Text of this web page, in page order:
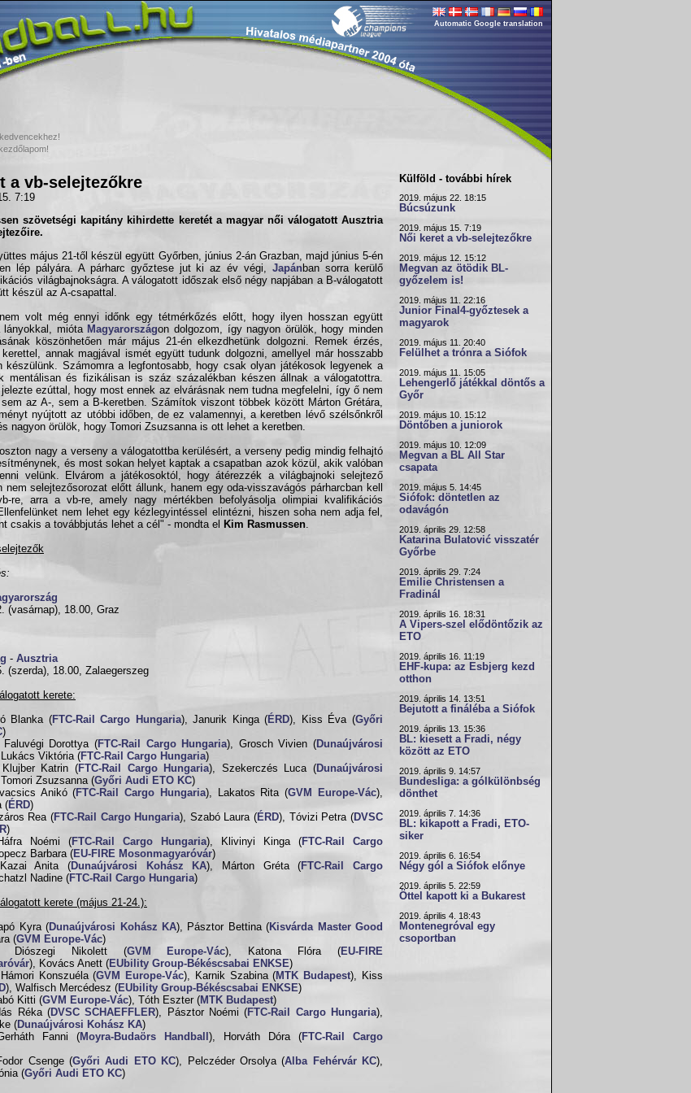
Automatic Google translation
a vb-selejtezőkre
7:19
szövetségi kapitány kihirdette keretét a magyar női válogatott Ausztria
május 21-től készül együtt Győrben, június 2-án Grazban, majd június 5-én
lép pályára. A párharc győztese jut ki az év végi,Japánban sorra kerülő
világbajnokságra. A válogatott időszak első négy napjában a B-válogatott
készül az A-csapattal.
volt még ennyi időnk egy tétmérkőzés előtt, hogy ilyen hosszan együtt
lányokkal, mióta Magyarországon dolgozom, így nagyon örülök, hogy minden
köszönhetően már május 21-én elkezdhetünk dolgozni. Remek érzés,
annak magjával ismét együtt tudunk dolgozni, amellyel már hosszabb
készülünk. Számomra a legfontosabb, hogy csak olyan játékosok legyenek a
mentálisan és fizikálisan is száz százalékban készen állnak a válogatottra.
jelezte ezúttal, hogy most ennek az elvárásnak nem tudna megfelelni, így ő nem
az A-, sem a B-keretben. Számítok viszont többek között Márton Grétára,
nyújtott az utóbbi időben, de ez valamennyi, a keretben lévő szélsőnkről
nagyon örülök, hogy Tomori Zsuzsanna is ott lehet a keretben.
nagy a verseny a válogatottba kerülésért, a verseny pedig mindig felhajtó
és most sokan helyet kaptak a csapatban azok közül, akik valóban
velünk. Elvárom a játékosoktól, hogy átérezzék a világbajnoki selejtező
nem selejtezősorozat előtt állunk, hanem egy oda-visszavágós párharcban kell
re, arra a vb-re, amely nagy mértékben befolyásolja olimpiai kvalifikációs
nem lehet egy kézlegyintéssel elintézni, hiszen soha nem adja fel,
csakis a továbbjutás lehet a cél" - mondta el
Kim Rasmussen
(vasárnap), 18.00, Graz
- Ausztria
(szerda), 18.00, Zalaegerszeg
kerete:
Blanka (FTC-Rail Cargo Hungaria), Janurik Kinga (ÉRD), Kiss Éva (Győri
)
Faluvégi Dorottya (FTC-Rail Cargo Hungaria), Grosch Vivien (Dunaújvárosi
Viktória (FTC-Rail Cargo Hungaria)
Katrin (FTC-Rail Cargo Hungaria), Szekerczés Luca (Dunaújvárosi
Zsuzsanna (Győri Audi ETO KC)
Anikó (FTC-Rail Cargo Hungaria), Lakatos Rita (GVM Europe-Vác),
(ÉRD)
Rea (FTC-Rail Cargo Hungaria), Szabó Laura (ÉRD), Tóvizi Petra (DVSC
)
Noémi (FTC-Rail Cargo Hungaria), Klivinyi Kinga (FTC-Rail Cargo
Barbara (EU-FIRE Mosonmagyaróvár)
Anita (Dunaújvárosi Kohász KA), Márton Gréta (FTC-Rail Cargo
Nadine (FTC-Rail Cargo Hungaria)
kerete (május 21-24.):
Kyra (Dunaújvárosi Kohász KA), Pásztor Bettina (Kisvárda Master Good
(GVM Europe-Vác)
Diószegi Nikolett (GVM Europe-Vác), Katona Flóra (EU-FIRE
), Kovács Anett (EUbility Group-Békéscsabai ENKSE)
Konszuéla (GVM Europe-Vác), Karnik Szabina (MTK Budapest), Kiss
), Walfisch Mercédesz (EUbility Group-Békéscsabai ENKSE)
Kitti (GVM Europe-Vác), Tóth Eszter (MTK Budapest)
Réka (DVSC SCHAEFFLER), Pásztor Noémi (FTC-Rail Cargo Hungaria),
(Dunaújvárosi Kohász KA)
Fanni (Moyra-Budaörs Handball ), Horváth Dóra (FTC-Rail Cargo
Csenge (Győri Audi ETO KC), Pelczéder Orsolya (Alba Fehérvár KC),
(Győri Audi ETO KC)
Külföld - további hírek
2019. május 22. 18:15
Búcsúzunk
2019. május 15. 7:19
Női keret a vb-selejtezőkre
2019. május 12. 15:12
Megvan az ötödik BL-
győzelem is!
2019. május 11. 22:16
Junior Final4-győztesek a
magyarok
2019. május 11. 20:40
Felülhet a trónra a Siófok
2019. május 11. 15:05
Lehengerlő játékkal döntős a
Győr
2019. május 10. 15:12
Döntőben a juniorok
2019. május 10. 12:09
Megvan a BL All Star
csapata
2019. május 5. 14:45
Siófok: döntetlen az
odavágón
2019. április 29. 12:58
Katarina Bulatović visszatér
Győrbe
2019. április 29. 7:24
Emilie Christensen a
Fradinál
2019. április 16. 18:31
A Vipers-szel elődöntőzik az
ETO
2019. április 16. 11:19
EHF-kupa: az Esbjerg kezd
otthon
2019. április 14. 13:51
Bejutott a fináléba a Siófok
2019. április 13. 15:36
BL: kiesett a Fradi, négy
között az ETO
2019. április 9. 14:57
Bundesliga: a gólkülönbség
dönthet
2019. április 7. 14:36
BL: kikapott a Fradi, ETO-
siker
2019. április 6. 16:54
Négy gól a Siófok előnye
2019. április 5. 22:59
Öttel kapott ki a Bukarest
2019. április 4. 18:43
Montenegróval egy
csoportban